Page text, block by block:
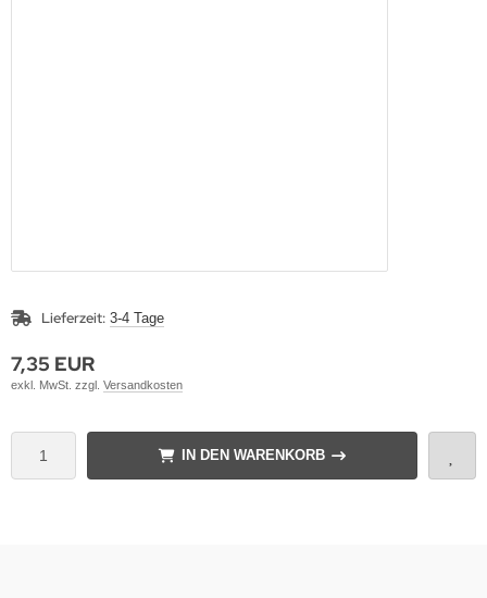
Lieferzeit: 3-4 Tage
7,35 EUR
exkl. MwSt. zzgl. Versandkosten
IN DEN WARENKORB